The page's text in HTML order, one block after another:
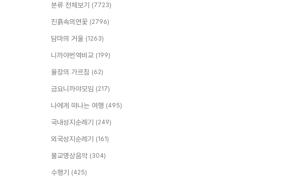
분류 전체보기 (7723)
진흙속의연꽃 (2796)
담마의 거울 (1263)
니까야번역비교 (199)
율장의 가르침 (62)
금요니까야모임 (217)
나에게 떠나는 여행 (495)
국내성지순례기 (249)
외국성지순례기 (161)
불교명상음악 (304)
수행기 (425)